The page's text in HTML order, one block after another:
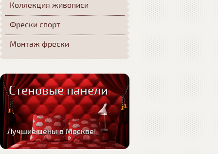
Коллекция живописи
Фрески спорт
Монтаж фрески
Стеновые панели
Лучшие цены в Москве!